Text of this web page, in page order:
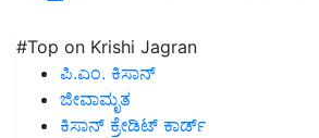
#Top on Krishi Jagran
ಪಿ.ಎಂ. ಕಿಸಾನ್
ಜೀವಾಮೃತ
ಕಿಸಾನ್ ಕ್ರೇಡಿಟ್ ಕಾರ್ಡ್